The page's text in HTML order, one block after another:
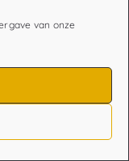
van onze